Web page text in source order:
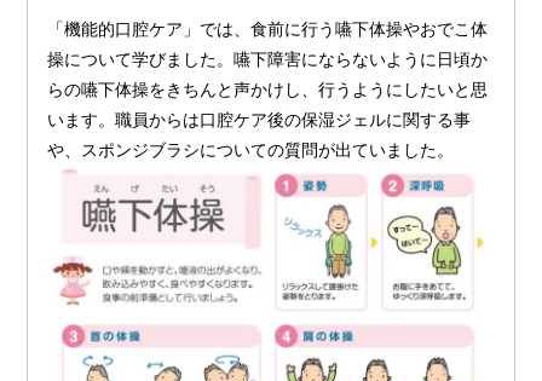
「機能的口腔ケア」では、食前に行う嚥下体操やおでこ体
操について学びました。嚥下障害にならないように日頃か
らの嚥下体操をきちんと声かけし、行うようにしたいと思
います。職員からは口腔ケア後の保湿ジェルに関する事
や、スポンジブラシについての質問が出ていました。